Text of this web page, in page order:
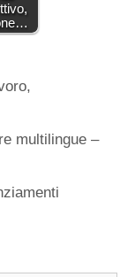
,
multilingue –